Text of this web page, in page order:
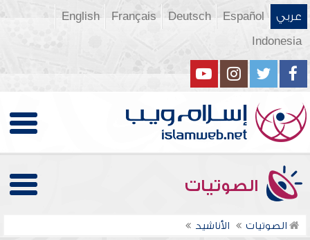
عربي Español
Deutsch
Français
English
Indonesia
الصوتيات
الصوتيات الأناشيد